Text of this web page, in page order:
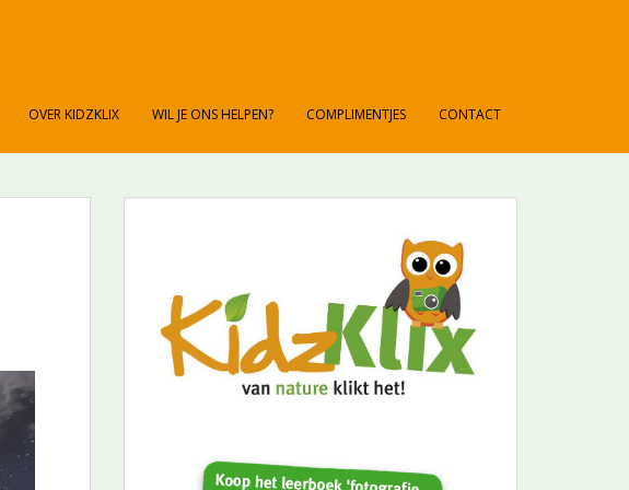
OVER KIDZKLIX WIL JE ONS HELPEN? COMPLIMENTJES CONTACT